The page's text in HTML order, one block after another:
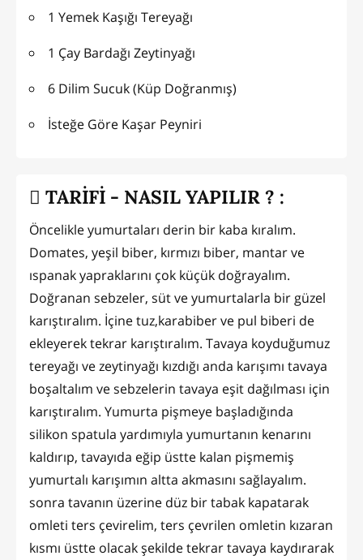
1 Yemek Kaşığı Tereyağı
1 Çay Bardağı Zeytinyağı
6 Dilim Sucuk (Küp Doğranmış)
İsteğe Göre Kaşar Peyniri
TARİFİ - NASIL YAPILIR ? :
Öncelikle yumurtaları derin bir kaba kıralım.
Domates, yeşil biber, kırmızı biber, mantar ve
ıspanak yapraklarını çok küçük doğrayalım.
Doğranan sebzeler, süt ve yumurtalarla bir güzel
karıştıralım. İçine tuz,karabiber ve pul biberi de
ekleyerek tekrar karıştıralım. Tavaya koyduğumuz
tereyağı ve zeytinyağı kızdığı anda karışımı tavaya
boşaltalım ve sebzelerin tavaya eşit dağılması için
karıştıralım. Yumurta pişmeye başladığında
silikon spatula yardımıyla yumurtanın kenarını
kaldırıp, tavayıda eğip üstte kalan pişmemiş
yumurtalı karışımın altta akmasını sağlayalım.
sonra tavanın üzerine düz bir tabak kapatarak
omleti ters çevirelim, ters çevrilen omletin kızaran
kısmı üstte olacak şekilde tekrar tavaya kaydırarak